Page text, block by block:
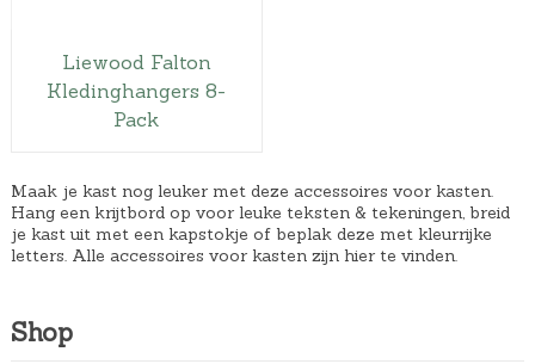
Liewood Falton
Kledinghangers 8-
Pack
Maak je kast nog leuker met deze accessoires voor kasten.
Hang een krijtbord op voor leuke teksten & tekeningen, breid
je kast uit met een kapstokje of beplak deze met kleurrijke
letters. Alle accessoires voor kasten zijn hier te vinden.
Shop